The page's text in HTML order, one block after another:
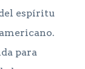
espíritu
para